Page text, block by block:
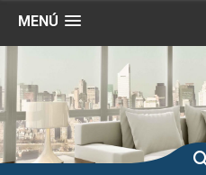
MENÚ